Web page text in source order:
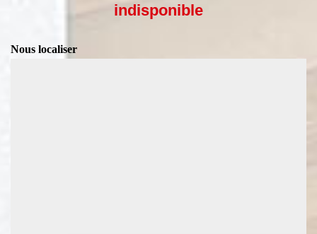
indisponible
Nous localiser